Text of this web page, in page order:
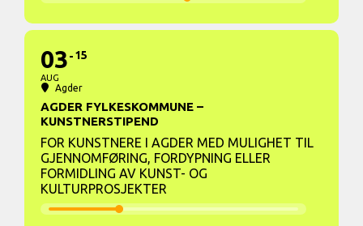
03
AUG
15
Agder
AGDER FYLKESKOMMUNE –
KUNSTNERSTIPEND
FOR KUNSTNERE I AGDER MED MULIGHET TIL
GJENNOMFØRING, FORDYPNING ELLER
FORMIDLING AV KUNST- OG
KULTURPROSJEKTER